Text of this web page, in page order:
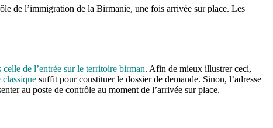
de l’immigration de la Birmanie, une fois arrivée sur place. Les
celle de l’entrée sur le territoire birman. Afin de mieux illustrer ceci,
classique suffit pour constituer le dossier de demande. Sinon, l’adresse
au poste de contrôle au moment de l’arrivée sur place.